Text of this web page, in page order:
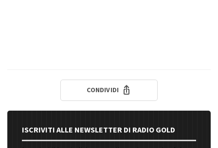
CONDIVIDI
ISCRIVITI ALLE NEWSLETTER DI RADIO GOLD